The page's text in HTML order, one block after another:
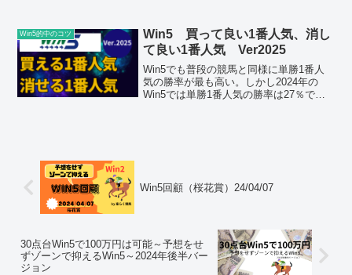
Win5的中のコツ
Win5 買って良い1番人気、消し
て良い1番人気 Ver2025
Win5でも普段の競馬と同様に単勝1番人
気の勝率が最も高い。しかし2024年の
Win5では単勝1番人気の勝率は27％でほ
Win5回顧（桜花賞）24/04/07
30点台Win5で100万円は可能～予想をせ
ずゾーンで抑えるWin5～2024年後半バー
ジョン